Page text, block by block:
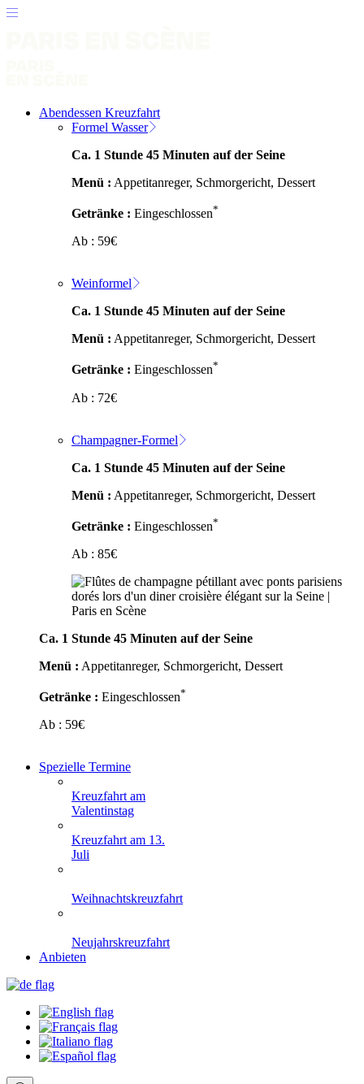
Abendessen Kreuzfahrt
Formel Wasser
Ca. 1 Stunde 45 Minuten auf der Seine
Menü : Appetitanreger, Schmorgericht, Dessert
Getränke : Eingeschlossen*
Ab : 59€
Weinformel
Ca. 1 Stunde 45 Minuten auf der Seine
Menü : Appetitanreger, Schmorgericht, Dessert
Getränke : Eingeschlossen*
Ab : 72€
Champagner-Formel
Ca. 1 Stunde 45 Minuten auf der Seine
Menü : Appetitanreger, Schmorgericht, Dessert
Getränke : Eingeschlossen*
Ab : 85€
Ca. 1 Stunde 45 Minuten auf der Seine
Menü : Appetitanreger, Schmorgericht, Dessert
Getränke : Eingeschlossen*
Ab : 59€
Spezielle Termine
Kreuzfahrt am
Valentinstag
Kreuzfahrt am 13.
Juli
Weihnachtskreuzfahrt
Neujahrskreuzfahrt
Anbieten